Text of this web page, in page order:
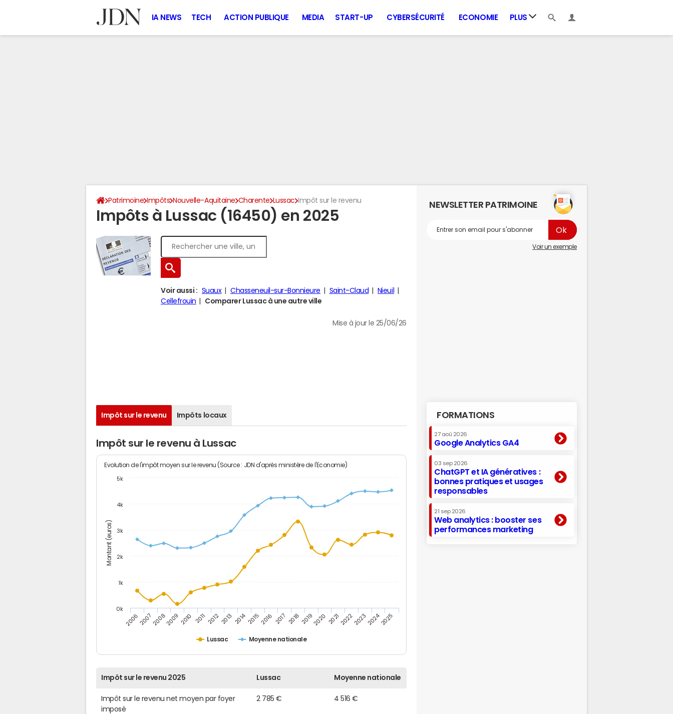
IA NEWS TECH ACTION PUBLIQUE MEDIA START-UP CYBERSÉCURITÉ ECONOMIE PLUS
Patrimoine Impôts Nouvelle-Aquitaine Charente Lussac Impôt sur le revenu
Impôts à Lussac (16450) en 2025
Voir aussi : Suaux Chasseneuil-sur-Bonnieure Saint-Claud
Nieuil
Cellefrouin
Comparer Lussac à une autre ville
Mise à jour le 25/06/26
Impôt sur le revenu Impôts locaux
Impôt sur le revenu à Lussac
Montant (euros)
Evolution de l'impôt moyen sur le revenu (Source : JDN d'après ministère de l'Economie)
Lussac Moyenne nationale
20062007200820092010 2011 20122013 201420152016 2017 201820192020 20212022202320242025
0k
1k
2k
3k
4k
5k
Impôt sur le revenu 2025 Lussac Moyenne nationale
Impôt sur le revenu net moyen par foyer
imposé
2 785 € 4 516 €
NEWSLETTER PATRIMOINE
Voir un exemple
FORMATIONS
27 aoû 2026
Google Analytics GA4
03 sep 2026
ChatGPT et IA génératives :
bonnes pratiques et usages
responsables
21 sep 2026
Web analytics : booster ses
performances marketing